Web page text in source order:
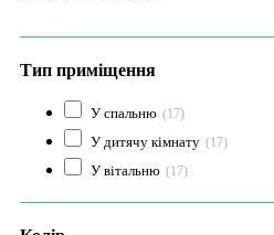
Тип приміщення
У спальню (17)
У дитячу кімнату (17)
У вітальню (17)